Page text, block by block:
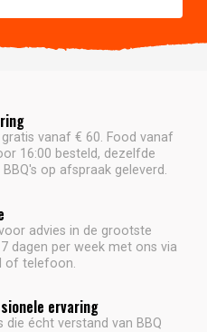
vanaf € 60. Food vanaf
16:00 besteld, dezelfde
op afspraak geleverd.
advies in de grootste
dagen per week met ons via
of telefoon.
ervaring
die écht verstand van BBQ